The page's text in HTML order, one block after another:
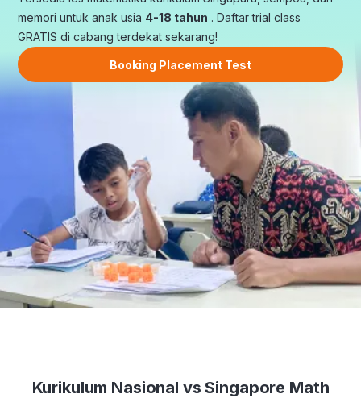
memori untuk anak usia 4-18 tahun . Daftar trial class
GRATIS di cabang terdekat sekarang!
Booking Placement Test
Kurikulum Nasional vs Singapore Math